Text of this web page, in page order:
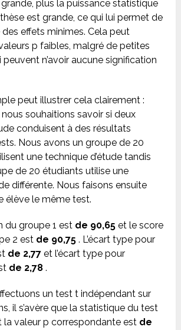
grande, plus la puissance statistique
est grande, ce qui lui permet de
effets minimes. Cela peut
p faibles, malgré de petites
peuvent n’avoir aucune signification
peut illustrer cela clairement :
souhaitions savoir si deux
conduisent à des résultats
Nous avons un groupe de 20
une technique d’étude tandis
de 20 étudiants utilise une
différente. Nous faisons ensuite
élève le même test.
du groupe 1 est de 90,65 et le score
2 est de 90,75 . L’écart type pour
de 2,77 et l’écart type pour
de 2,78 .
un test t indépendant sur
il s’avère que la statistique du test
la valeur p correspondante est de